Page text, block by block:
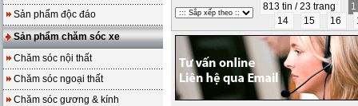
Sản phẩm độc đáo
Sản phẩm chăm sóc xe
Chăm sóc nội thất
Chăm sóc ngoại thất
Chăm sóc gương & kính
813 tin / 23 trang
1
14
15 16